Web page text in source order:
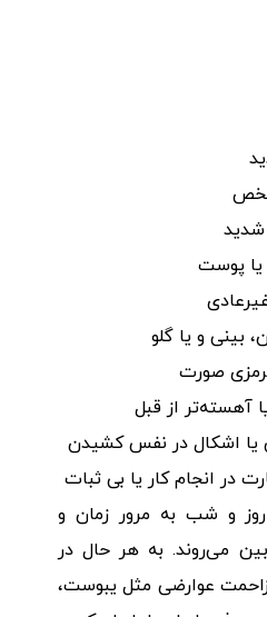
شدید
پوست
بینی و یا گلو
صورت
آهسته‌تر از قبل
یا اشکال در نفس کشیدن
در انجام کار یا بی ثبات
و شب به مرور زمان و
می‌روند. به هر حال در
عوارضی مثل یبوست،